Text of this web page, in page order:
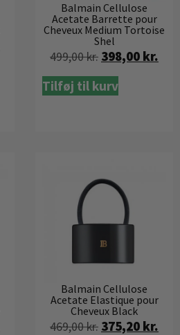
Balmain Cellulose
Acetate Barrette pour
Cheveux Medium Tortoise
Shel
499,00kr. 398,00 kr.
Tilføj til kurv
Balmain Cellulose
Acetate Elastique pour
Cheveux Black
469,00kr. 375,20 kr.